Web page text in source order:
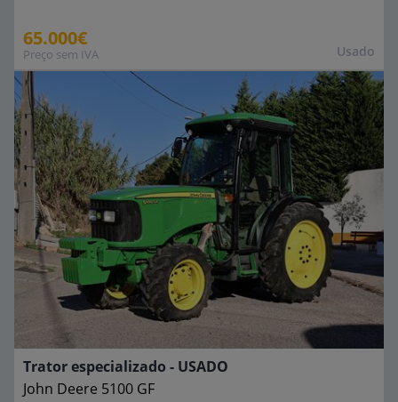
Usado
65.000€
Preço sem IVA
Trator especializado - USADO
John Deere 5100 GF